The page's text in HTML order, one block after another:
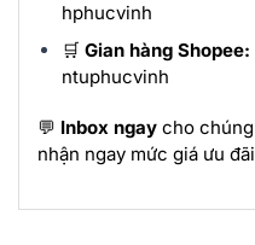
hphucvinh
🛒 Gian hàng Shopee:
ntuphucvinh
💬 Inbox ngay cho
nhận ngay mức giá ưu